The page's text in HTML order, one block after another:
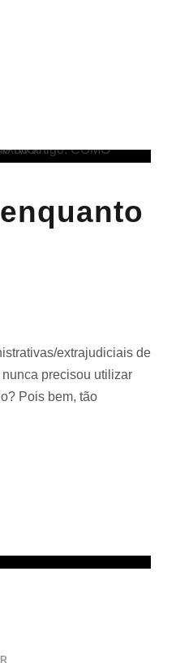
extrajudiciais de
precisou utilizar
Pois bem, tão